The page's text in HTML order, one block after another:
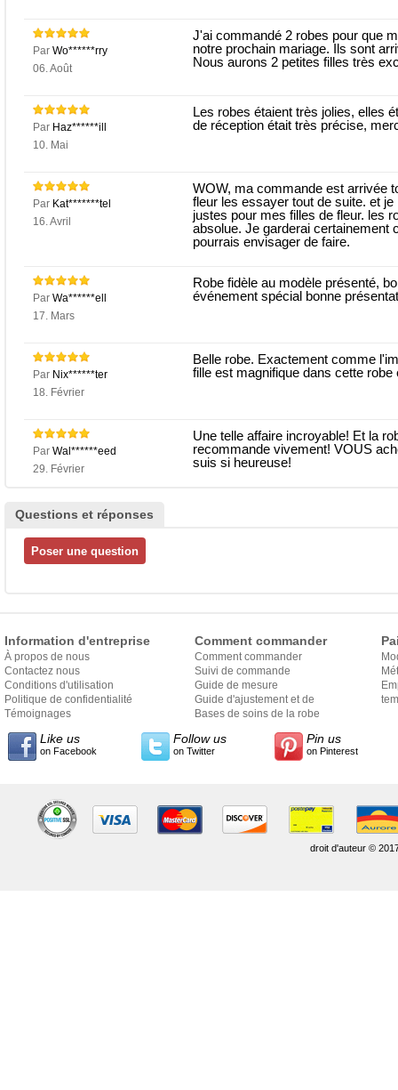
Par Wo******rry
06. Août
J'ai commandé 2 robes pour que
notre prochain mariage. Ils sont
Nous aurons 2 petites filles très
Par Haz******ill
10. Mai
Les robes étaient très jolies, elles
de réception était très précise,
Par Kat*******tel
16. Avril
WOW, ma commande est arrivée
fleur les essayer tout de suite. et
justes pour mes filles de fleur. les
absolue. Je garderai certainement
pourrais envisager de faire.
Par Wa******ell
17. Mars
Robe fidèle au modèle présenté,
événement spécial bonne
Par Nix******ter
18. Février
Belle robe. Exactement comme
fille est magnifique dans cette
Par Wal******eed
29. Février
Une telle affaire incroyable! Et la
recommande vivement! VOUS
suis si heureuse!
Questions et réponses
Information d'entreprise
À propos de nous
Contactez nous
Conditions d'utilisation
Politique de confidentialité
Témoignages
Comment commander
Comment commander
Suivi de commande
Guide de mesure
Guide d'ajustement et de
style
Bases de soins de la robe
Like us
on Facebook
Follow us
on Twitter
Pin us
on Pinterest
droit d'auteur ©